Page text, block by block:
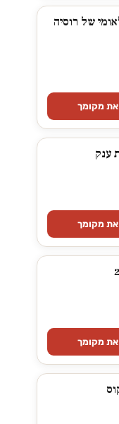
של רוסיה
מקומך
ענק
מקומך
מקומך